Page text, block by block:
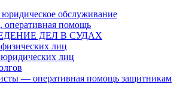
обслуживание
помощь
ДЕЛ В СУДАХ
лиц
юридических лиц
— оперативная помощь защитникам